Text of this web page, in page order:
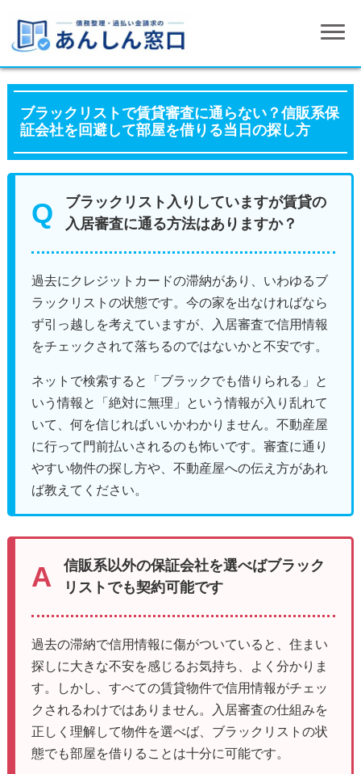
ブラックリストで賃貸審査に通らない？信販系保
証会社を回避して部屋を借りる当日の探し方
ブラックリスト入りしていますが賃貸の
入居審査に通る方法はありますか？
過去にクレジットカードの滞納があり、いわゆるブ
ラックリストの状態です。今の家を出なければなら
ず引っ越しを考えていますが、入居審査で信用情報
をチェックされて落ちるのではないかと不安です。
ネットで検索すると「ブラックでも借りられる」と
いう情報と「絶対に無理」という情報が入り乱れて
いて、何を信じればいいかわかりません。不動産屋
に行って門前払いされるのも怖いです。審査に通り
やすい物件の探し方や、不動産屋への伝え方があれ
ば教えてください。
信販系以外の保証会社を選べばブラック
リストでも契約可能です
過去の滞納で信用情報に傷がついていると、住まい
探しに大きな不安を感じるお気持ち、よく分かりま
す。しかし、すべての賃貸物件で信用情報がチェッ
クされるわけではありません。入居審査の仕組みを
正しく理解して物件を選べば、ブラックリストの状
態でも部屋を借りることは十分に可能です。